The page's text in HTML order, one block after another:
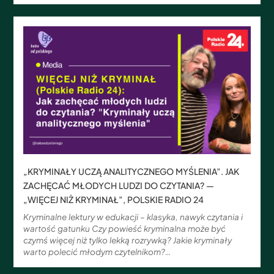
„KRYMINAŁY UCZĄ ANALITYCZNEGO MYŚLENIA”. JAK
ZACHĘCAĆ MŁODYCH LUDZI DO CZYTANIA? —
„WIĘCEJ NIŻ KRYMINAŁ”, POLSKIE RADIO 24
Kryminalne lektury w edukacji – klasyka, nawyk czytania i
wartość gatunku Czy powieść kryminalna może być
czymś więcej niż tylko lekką rozrywką? Jakie kryminały
warto polecić młodym czytelnikom?…